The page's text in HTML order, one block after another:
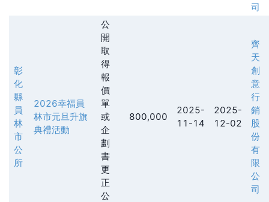
司
彰
化
縣
員
林
市
公
所
2026幸福員
林市元旦升旗
典禮活動
公
開
取
得
報
價
單
或
企
劃
書
更
正
公
800,000
2025-
11-14
2025-
12-02
齊
天
創
意
行
銷
股
份
有
限
公
司